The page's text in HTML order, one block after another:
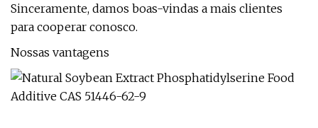
Sinceramente, damos boas-vindas a mais clientes
para cooperar conosco.
Nossas vantagens